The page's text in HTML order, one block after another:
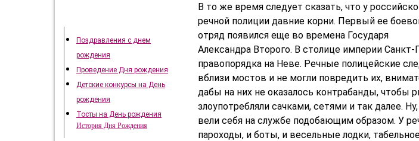
В то же время следует сказать, что у
речной полиции давние корни. Первый ее
отряд появился еще во времена Государя
Александра Второго. В столице империи Санкт-
правопорядка на Неве. Речные полицейские
вблизи мостов и не могли повредить их,
дабы на них не оказалось контрабанды,
злоупотребляли сачками, сетями и так далее.
вели себя на службе подобающим образом. У
пароходы, и боты, и весельные лодки,
Поздравления с днем
рождения
Проведение Дня рождения
Детские конкурсы на День
рождения
Тосты на День рождения
История Дня Рождения